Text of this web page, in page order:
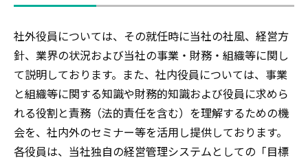
社外役員については、その就任時に当社の社風、経営方
針、業界の状況および当社の事業・財務・組織等に関し
て説明しております。また、社内役員については、事業
と組織等に関する知識や財務的知識および役員に求めら
れる役割と責務（法的責任を含む）を理解するための機
会を、社内外のセミナー等を活用し提供しております。
各役員は、当社独自の経営管理システムとしての「目標